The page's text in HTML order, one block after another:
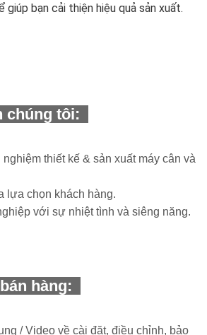
bạn cải thiện hiệu quả sản xuất.
chúng tôi:
thiết kế & sản xuất máy cân và
lựa chọn khách hàng.
với sự nhiệt tình và siêng năng.
hàng:
/ Video về cài đặt, điều chỉnh, bảo